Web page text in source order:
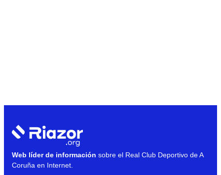
Web líder de información sobre el Real Club Deportivo de A
Coruña en Internet.